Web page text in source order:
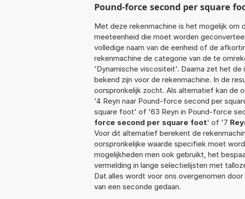
Pound-force second per square
Met deze rekenmachine is het mogelijk om
meeteenheid die moet worden
volledige naam van de eenheid of de
rekenmachine de categorie van de te
'Dynamische viscositeit'. Daarna zet het de
bekend zijn voor de rekenmachine. In de
oorspronkelijk zocht. Als alternatief kan de
'4 Reyn naar Pound-force second per
square foot' of '63 Reyn in Pound-force
force second per square foot' of '7
Voor dit alternatief berekent de
oorspronkelijke waarde specifiek moet
mogelijkheden men ook gebruikt, het
vermelding in lange selectielijsten met
Dat alles wordt voor ons overgenomen
van een seconde gedaan.